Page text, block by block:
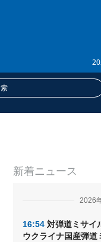
購読
新着ニュース
2026
16:54 対弾道ミサイ
ウクライナ国産弾道